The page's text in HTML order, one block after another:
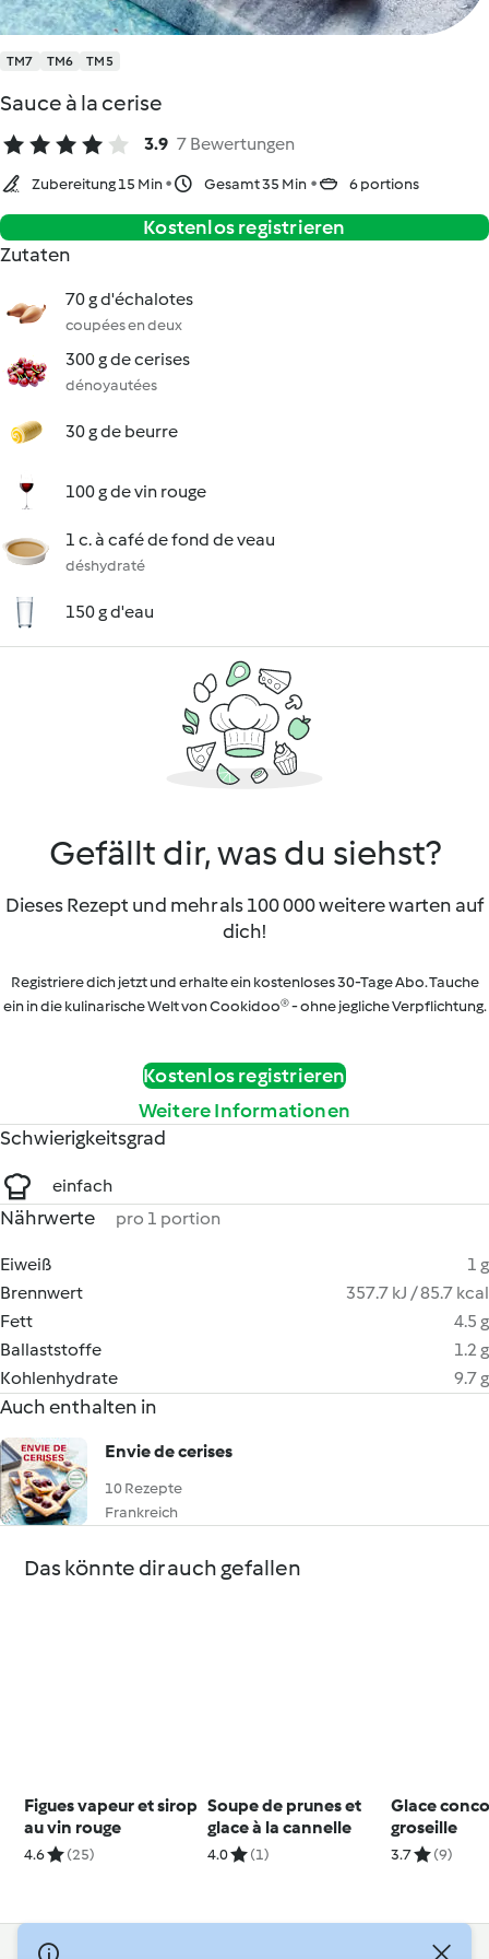
TM7 TM6 TM5
Sauce à la cerise
3.9 7 Bewertungen
Zubereitung 15 Min Gesamt 35 Min 6 portions
Kostenlos registrieren
Zutaten
70 g d'échalotes
coupées en deux
300 g de cerises
dénoyautées
30 g de beurre
100 g de vin rouge
1 c. à café de fond de veau
déshydraté
150 g d'eau
Gefällt dir, was du siehst?
Dieses Rezept und mehr als 100 000 weitere warten auf
dich!
Registriere dich jetzt und erhalte ein kostenloses 30-Tage Abo. Tauche
ein in die kulinarische Welt von Cookidoo® - ohne jegliche Verpflichtung.
Kostenlos registrieren
Weitere Informationen
Schwierigkeitsgrad
einfach
Nährwerte pro 1 portion
Eiweiß
1 g
Brennwert
357.7 kJ / 85.7 kcal
Fett
4.5 g
Ballaststoffe
1.2 g
Kohlenhydrate
9.7 g
Auch enthalten in
Envie de cerises
10 Rezepte
Frankreich
Das könnte dir auch gefallen
Figues vapeur et sirop
au vin rouge
4.6 (25)
Soupe de prunes et
glace à la cannelle
4.0 (1)
Glace
groseille
3.7 (9)